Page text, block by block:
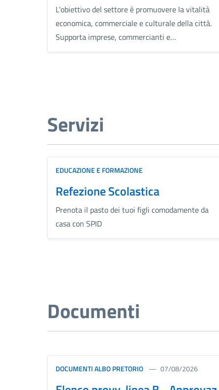
L'obiettivo del settore è promuovere la vitalità
economica, commerciale e culturale della città.
Supporta imprese, commercianti e…
Servizi
EDUCAZIONE E FORMAZIONE
Refezione Scolastica
Prenota il pasto dei tuoi figli comodamente da
casa con SPID
Documenti
DOCUMENTI ALBO PRETORIO 07/08/2026